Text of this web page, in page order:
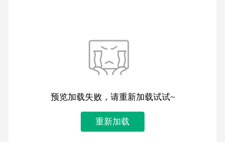
预览加载失败，请重新加载试试~
重新加载